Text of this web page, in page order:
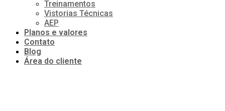
Treinamentos
Vistorias Técnicas
AEP
Planos e valores
Contato
Blog
Área do cliente